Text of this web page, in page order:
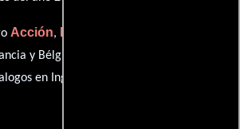
Acción,
y Bélgica. Esta obra fue grabada
en Inglés